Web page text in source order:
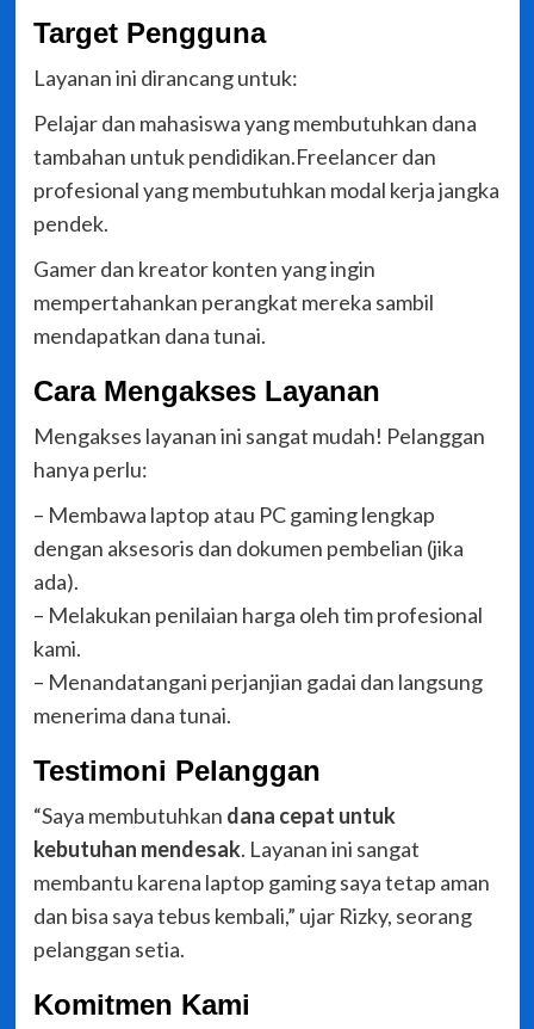
Target Pengguna
Layanan ini dirancang untuk:
Pelajar dan mahasiswa yang membutuhkan dana
tambahan untuk pendidikan.Freelancer dan
profesional yang membutuhkan modal kerja jangka
pendek.
Gamer dan kreator konten yang ingin
mempertahankan perangkat mereka sambil
mendapatkan dana tunai.
Cara Mengakses Layanan
Mengakses layanan ini sangat mudah! Pelanggan
hanya perlu:
– Membawa laptop atau PC gaming lengkap
dengan aksesoris dan dokumen pembelian (jika
ada).
– Melakukan penilaian harga oleh tim profesional
kami.
– Menandatangani perjanjian gadai dan langsung
menerima dana tunai.
Testimoni Pelanggan
“Saya membutuhkan dana cepat untuk
kebutuhan mendesak. Layanan ini sangat
membantu karena laptop gaming saya tetap aman
dan bisa saya tebus kembali,” ujar Rizky, seorang
pelanggan setia.
Komitmen Kami